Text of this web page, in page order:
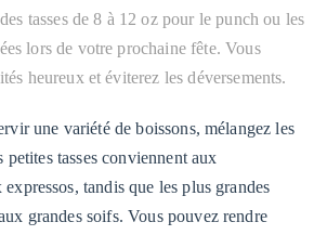
tasses de 8 à 12 oz pour le punch ou les
lors de votre prochaine fête. Vous
heureux et éviterez les déversements.
une variété de boissons, mélangez les
petites tasses conviennent aux
tandis que les plus grandes
grandes soifs. Vous pouvez rendre